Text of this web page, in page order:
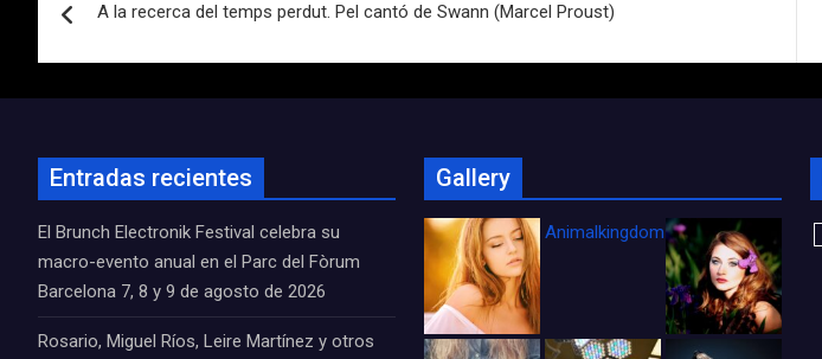
de
A la recerca del temps perdut. Pel cantó de Swann (Marcel Proust)
Entradas recientes
El Brunch Electronik Festival celebra su
macro-evento anual en el Parc del Fòrum
Barcelona 7, 8 y 9 de agosto de 2026
Rosario, Miguel Ríos, Leire Martínez y otros
Gallery
Animalkingdom_FichaCine